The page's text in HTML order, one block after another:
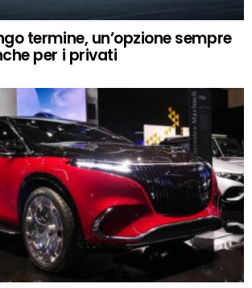
termine, un’opzione sempre
per i privati